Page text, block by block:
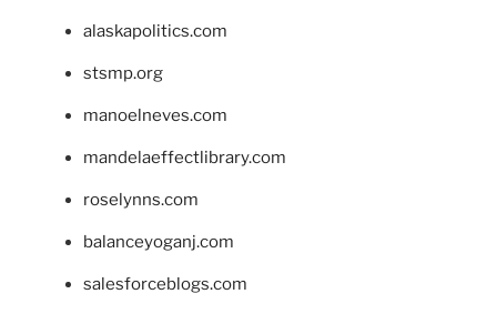
alaskapolitics.com
stsmp.org
manoelneves.com
mandelaeffectlibrary.com
roselynns.com
balanceyoganj.com
salesforceblogs.com